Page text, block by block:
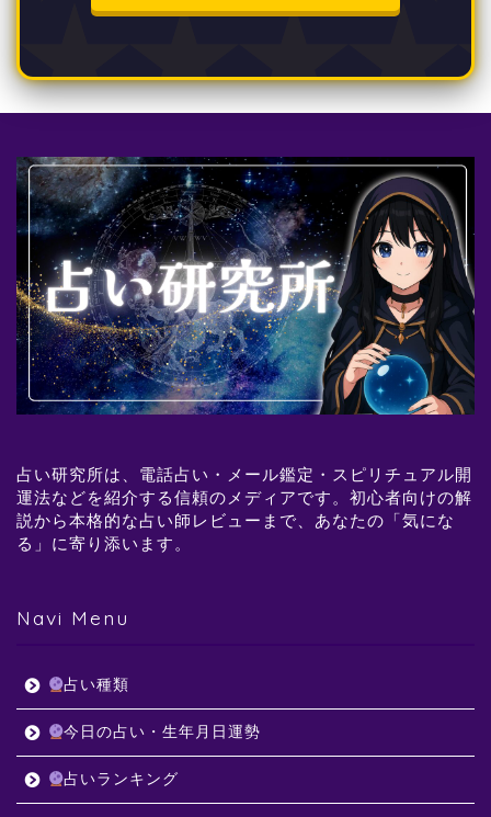
占い研究所は、電話占い・メール鑑定・スピリチュアル開
運法などを紹介する信頼のメディアです。初心者向けの解
説から本格的な占い師レビューまで、あなたの「気にな
る」に寄り添います。
Navi Menu
占い種類
今日の占い・生年月日運勢
占いランキング